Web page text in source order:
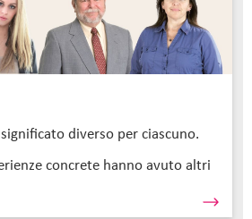
diverso per ciascuno.
concrete hanno avuto altri